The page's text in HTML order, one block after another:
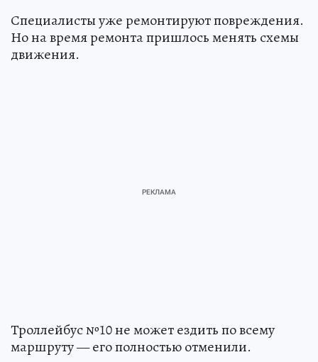
Специалисты уже ремонтируют повреждения.
Но на время ремонта пришлось менять схемы
движения.
Троллейбус №10 не может ездить по всему
маршруту — его полностью отменили.